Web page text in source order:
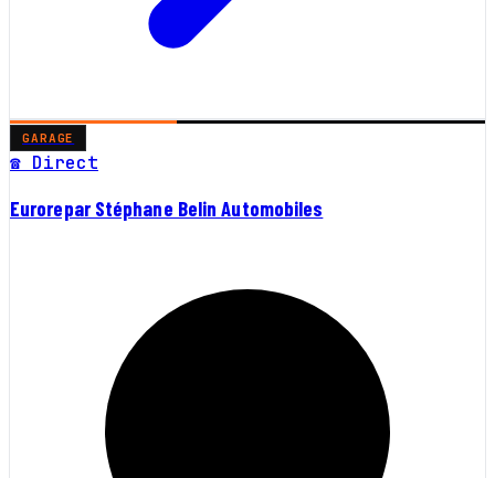
GARAGE
☎ Direct
Eurorepar Stéphane Belin Automobiles